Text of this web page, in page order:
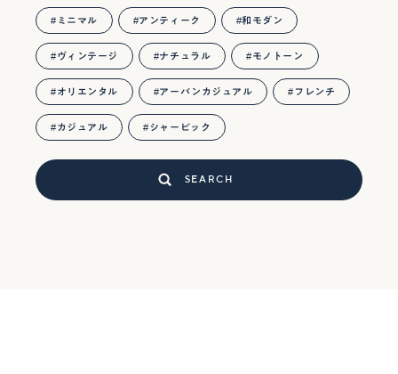
ミニマル アンティーク 和モダン
ヴィンテージ ナチュラル モノトーン
オリエンタル アーバンカジュアル フレンチ
カジュアル シャービック
SEARCH